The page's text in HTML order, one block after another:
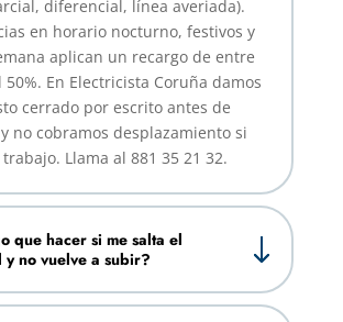
diferencial, línea averiada).
en horario nocturno, festivos y
aplican un recargo de entre
50%. En Electricista Coruña damos
cerrado por escrito antes de
no cobramos desplazamiento si
Llama al 881 35 21 32.
que hacer si me salta el
no vuelve a subir?